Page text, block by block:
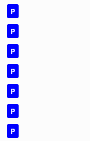
P
P
P
P
P
P
P